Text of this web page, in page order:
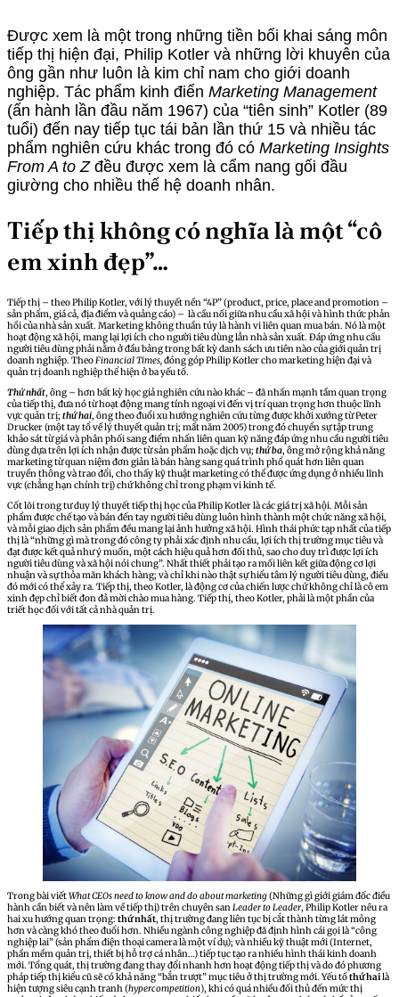
Được xem là một trong những tiền bối khai sáng môn
tiếp thị hiện đại, Philip Kotler và những lời khuyên của
ông gần như luôn là kim chỉ nam cho giới doanh
nghiệp. Tác phẩm kinh điển Marketing Management
(ấn hành lần đầu năm 1967) của “tiên sinh” Kotler (89
tuổi) đến nay tiếp tục tái bản lần thứ 15 và nhiều tác
phẩm nghiên cứu khác trong đó có Marketing Insights
From A to Z đều được xem là cẩm nang gối đầu
giường cho nhiều thế hệ doanh nhân.
Tiếp thị không có nghĩa là một “cô
em xinh đẹp”…
Tiếp thị – theo Philip Kotler, với lý thuyết nền “4P” (product, price, place and promotion –
sản phẩm, giá cả, địa điểm và quảng cáo) – là cầu nối giữa nhu cầu xã hội và hình thức phản
hồi của nhà sản xuất. Marketing không thuần túy là hành vi liên quan mua bán. Nó là một
hoạt động xã hội, mang lại lợi ích cho người tiêu dùng lẫn nhà sản xuất. Đáp ứng nhu cầu
người tiêu dùng phải nằm ở đầu bảng trong bất kỳ danh sách ưu tiên nào của giới quản trị
doanh nghiệp. TheoFinancial Times,đóng góp Philip Kotler cho marketing hiện đại và
quản trị doanh nghiệp thể hiện ở ba yếu tố.
Thứ nhất, ông – hơn bất kỳ học giả nghiên cứu nào khác – đã nhấn mạnh tầm quan trọng
của tiếp thị, đưa nó từ hoạt động mang tính ngoại vi đến vị trí quan trọng hơn thuộc lĩnh
vực quản trị; thứ hai, ông theo đuổi xu hướng nghiên cứu từng được khởi xướng từ Peter
Drucker (một tay tổ về lý thuyết quản trị; mất năm 2005) trong đó chuyển sự tập trung
khảo sát từ giá và phân phối sang điểm nhấn liên quan kỹ năng đáp ứng nhu cầu người tiêu
dùng dựa trên lợi ích nhận được từ sản phẩm hoặc dịch vụ; thứ ba, ông mở rộng khả năng
marketing từ quan niệm đơn giản là bán hàng sang quá trình phổ quát hơn liên quan
truyền thông và trao đổi, cho thấy kỹ thuật marketing có thể được ứng dụng ở nhiều lĩnh
vực (chẳng hạn chính trị) chứ không chỉ trong phạm vi kinh tế.
Cốt lõi trong tư duy lý thuyết tiếp thị học của Philip Kotler là các giá trị xã hội. Mỗi sản
phẩm được chế tạo và bán đến tay người tiêu dùng luôn hình thành một chức năng xã hội,
và mỗi giao dịch sản phẩm đều mang lại ảnh hưởng xã hội. Hình thái phức tạp nhất của tiếp
thị là “những gì mà trong đó công ty phải xác định nhu cầu, lợi ích thị trường mục tiêu và
đạt được kết quả như ý muốn, một cách hiệu quả hơn đối thủ, sao cho duy trì được lợi ích
người tiêu dùng và xã hội nói chung”. Nhất thiết phải tạo ra mối liên kết giữa động cơ lợi
nhuận và sự thỏa mãn khách hàng; và chỉ khi nào thật sự hiểu tâm lý người tiêu dùng, điều
đó mới có thể xảy ra. Tiếp thị, theo Kotler, là động cơ của chiến lược chứ không chỉ là cô em
xinh đẹp chỉ biết đon đả mời chào mua hàng. Tiếp thị, theo Kotler, phải là một phần của
triết học đối với tất cả nhà quản trị.
Trong bài viếtWhat CEOs need to know and do about marketing(Những gì giới giám đốc điều
hành cần biết và nên làm về tiếp thị) trên chuyên sanLeader to Leader, Philip Kotler nêu ra
hai xu hướng quan trọng: thứ nhất, thị trường đang liên tục bị cắt thành từng lát mỏng
hơn và càng khó theo đuổi hơn. Nhiều ngành công nghiệp đã định hình cái gọi là “công
nghiệp lai” (sản phẩm điện thoại camera là một ví dụ); và nhiều kỹ thuật mới (Internet,
phần mềm quản trị, thiết bị hỗ trợ cá nhân…) tiếp tục tạo ra nhiều hình thái kinh doanh
mới. Tổng quát, thị trường đang thay đổi nhanh hơn hoạt động tiếp thị và do đó phương
pháp tiếp thị kiểu cũ sẽ có khả năng “bắn trượt” mục tiêu ở thị trường mới. Yếu tốthứ hailà
hiện tượng siêu cạnh tranh (hypercompetition), khi có quá nhiều đối thủ đến mức thị